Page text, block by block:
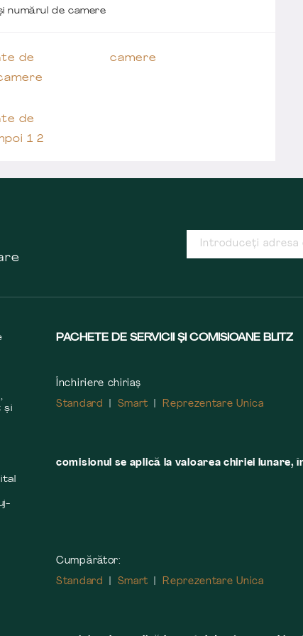
numărul de camere
de
de
1 2
camere
și
PACHETE DE SERVICII ȘI COMISIOANE BLITZ
Închiriere chiriaș
Standard
Smart Reprezentare Unica
comisionul se aplică la valoarea chiriei
Cumpărător:
Standard
Smart Reprezentare Unica